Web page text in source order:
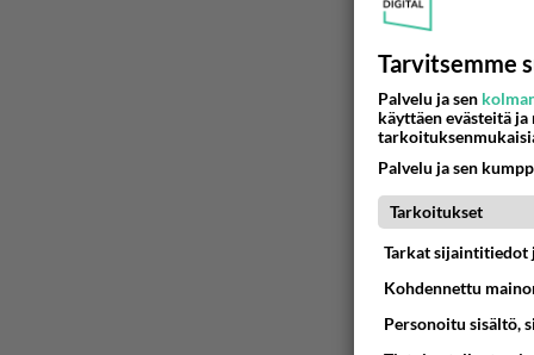
Tarvitsemme
Palvelu ja sen
käyttäen evästeitä
Palvelu ja sen
Tarkoitukset
Tarkat sijaintitiedot
Kohdennettu
Personoitu sisältö,